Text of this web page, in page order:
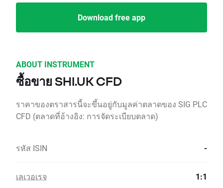
Download free app
ABOUT INSTRUMENT
ซื้อขาย SHI.UK CFD
ราคาของตราสารนี้จะขึ้นอยู่กับมูลค่าตลาดของ SIG PLC
CFD (ตลาดที่อ้างอิง: การจัดระเบียบตลาด)
รหัส ISIN -
เลเวอเรจ 1:1